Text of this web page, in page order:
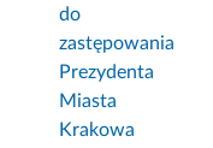
do
zastępowania
Prezydenta
Miasta
Krakowa